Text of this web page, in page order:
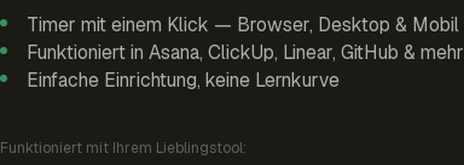
Timer mit einem Klick — Browser, Desktop & Mobil
Funktioniert in Asana, ClickUp, Linear, GitHub & mehr
Einfache Einrichtung, keine Lernkurve
Funktioniert mit Ihrem Lieblingstool: